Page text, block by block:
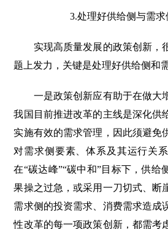
3.处理好供给侧与需求
实现高质量发展的政策创新，
题上发力，关键是处理好供给侧和
一是政策创新应有助于在做大增
我国目前推进改革的主线是深化供
实施有效的需求管理，因此须避免
对需求侧要素、体系及其运行关
在“碳达峰”“碳中和”目标下，供给
果操之过急，或采用一刀切式、断
需求侧的投资需求、消费需求造成
性改革的每一项政策创新，都需考